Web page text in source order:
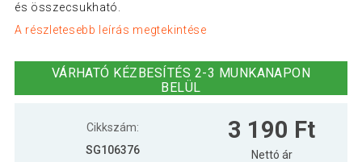
és összecsukható.
A részletesebb leírás megtekintése
VÁRHATÓ KÉZBESÍTÉS 2-3 MUNKANAPON
BELÜL
Cikkszám:
SG106376
3 190 Ft
Nettó ár